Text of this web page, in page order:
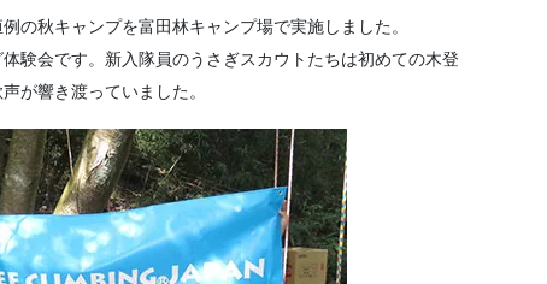
の秋キャンプを富田林キャンプ場で実施しました。
験会です。新入隊員のうさぎスカウトたちは初めての木登
が響き渡っていました。